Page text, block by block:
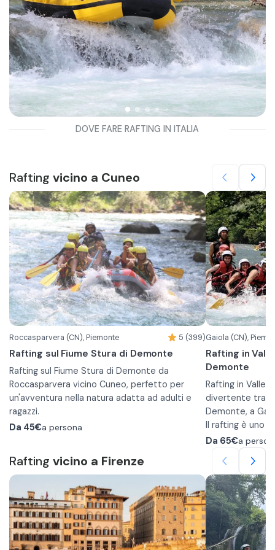
DOVE FARE RAFTING IN ITALIA
Rafting vicino a Cuneo
Roccasparvera (CN), Piemonte 5 (399)
Rafting sul Fiume Stura di Demonte
Rafting sul Fiume Stura di Demonte da
Roccasparvera vicino Cuneo, perfetto per
un'avventura nella natura adatta ad adulti e
ragazzi.
Per personalizzare la vostra esperienza
Questa opzione segue un percorso di circa 9
Km della durata di circa 1 ora e 30 minuti.
L'attività di svolge sul gommone da rafting
classico che può portare fino a 9 persone,
compresa la guida. L'esperienza è solitamente
disponibile da fine aprile a ottobre.
Rafting percorso Integrale
Il tour integrale prevede un tratto di fiume di
circa 18 Km con una durata di circa 2 ore e 30
Da 45€a persona
Gaiola (CN),
Rafting in
Demonte
Rafting in Valle
divertente tra
Demonte, a
Il rafting è uno
divertente,
livelli di
una giornata
gli amici,
Stura di
Le acque del
spettacolari
i principianti
Il fiume Stura
paesaggio
vivere
Da 65€a
Rafting vicino a Firenze